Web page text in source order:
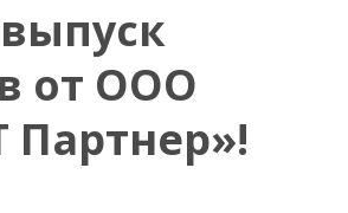
от ООО